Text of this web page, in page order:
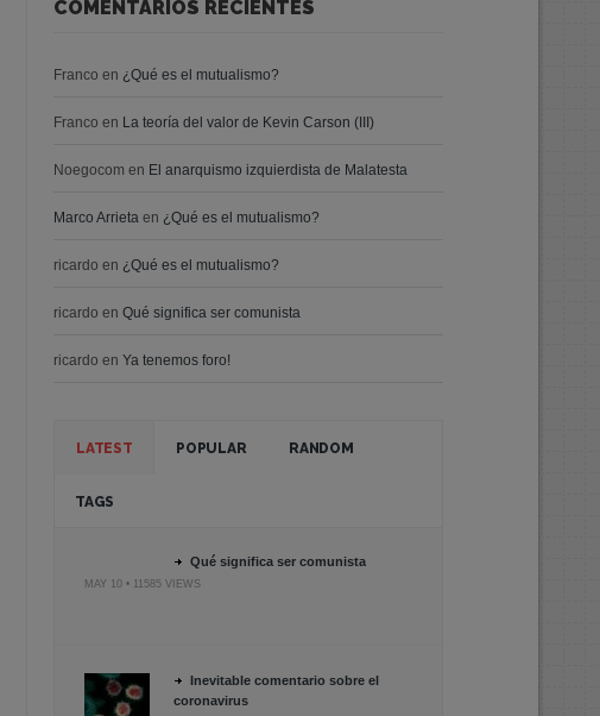
COMENTARIOS RECIENTES
Franco en ¿Qué es el mutualismo?
Franco en La teoría del valor de Kevin Carson (III)
Noegocom en El anarquismo izquierdista de Malatesta
Marco Arrieta en ¿Qué es el mutualismo?
ricardo en ¿Qué es el mutualismo?
ricardo enQué significa ser comunista
ricardo enYa tenemos foro!
LATEST POPULAR RANDOM
TAGS
Qué significa ser comunista
MAY 10 • 11585 VIEWS
Inevitable comentario sobre el
coronavirus